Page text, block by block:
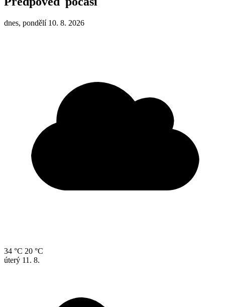
dnes, pondělí 10. 8. 2026
34 °C 20 °C
úterý 11. 8.